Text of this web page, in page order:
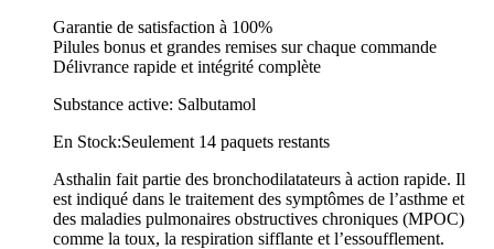
Garantie de satisfaction à 100%
Pilules bonus et grandes remises sur chaque commande
Délivrance rapide et intégrité complète
Substance active: Salbutamol
En Stock:Seulement 14 paquets restants
Asthalin fait partie des bronchodilatateurs à action rapide. Il
est indiqué dans le traitement des symptômes de l’asthme et
des maladies pulmonaires obstructives chroniques (MPOC)
comme la toux, la respiration sifflante et l’essoufflement.